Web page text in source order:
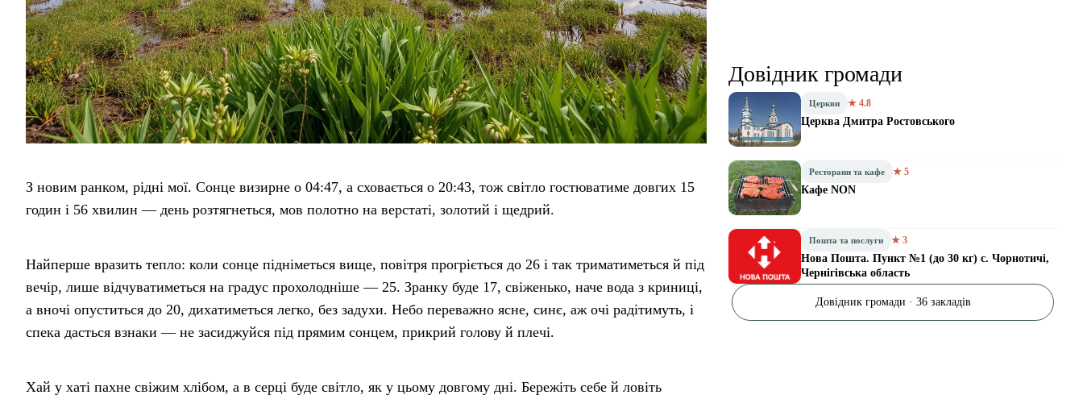
З новим ранком, рідні мої. Сонце визирне о 04:47, а сховається о 20:43, тож світло гостюватиме довгих 15
годин і 56 хвилин — день розтягнеться, мов полотно на верстаті, золотий і щедрий.
Найперше вразить тепло: коли сонце підніметься вище, повітря прогріється до 26 і так триматиметься й під
вечір, лише відчуватиметься на градус прохолодніше — 25. Зранку буде 17, свіженько, наче вода з криниці,
а вночі опуститься до 20, дихатиметься легко, без задухи. Небо переважно ясне, синє, аж очі радітимуть, і
спека дасться взнаки — не засиджуйся під прямим сонцем, прикрий голову й плечі.
Хай у хаті пахне свіжим хлібом, а в серці буде світло, як у цьому довгому дні. Бережіть себе й ловіть
Довідник громади
Церкви ★ 4.8
Церква Дмитра Ростовського
Ресторани та кафе ★ 5
Кафе NON
Пошта та послуги ★ 3
Нова Пошта. Пункт №1 (до 30 кг) с. Чорнотичі,
Чернігівська область
Довідник громади · 36 закладів